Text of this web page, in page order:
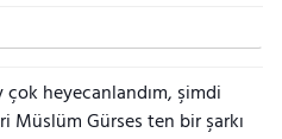
çok heyecanlandım, şimdi
Müslüm Gürses ten bir şarkı